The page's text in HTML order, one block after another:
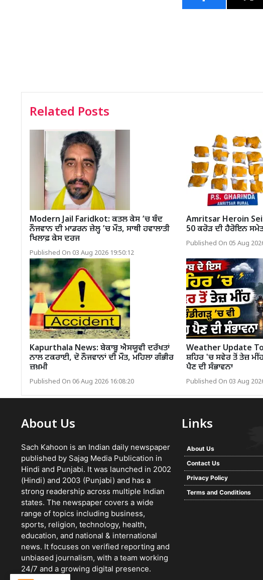
Related Posts
Modern Jail Faridkot: ਕਤਲ ਕੇਸ ’ਚ ਬੰਦ
ਨੌਜਵਾਨ ਦੀ ਮਾਡਰਨ ਜ਼ੇਲ੍ਹ ’ਚ ਮੌਤ, ਸਾਥੀ ਹਵਾਲਾਤੀ
ਖਿਲਾਫ਼ ਕੇਸ ਦਰਜ
Published On 03 Aug 2026 19:50:12
Amritsar Heroin
50 ਕਰੋੜ ਦੀ ਹੈਰੋਇਨ ਸਮੇਤ
Published On 05 Aug
Kapurthala News: ਬੇਕਾਬੂ ਐਸਯੂਵੀ ਦਰੱਖਤਾਂ
ਨਾਲ ਟਕਰਾਈ, ਦੋ ਨੌਜਵਾਨਾਂ ਦੀ ਮੌਤ, ਮਹਿਲਾ ਗੰਭੀਰ
ਜ਼ਖ਼ਮੀ
Published On 06 Aug 2026 16:08:20
Weather Update
ਸ਼ਹਿਰ 'ਚ ਸਵੇਰ ਤੋਂ ਤੇਜ਼
ਪੈਣ ਦੀ ਸੰਭਾਵਨਾ
Published On 03 Aug
About Us
Sach Kahoon is an Indian daily newspaper
published by Sajag Media Publication in
Hindi and Punjabi. It was launched in 2002
(Hindi) and 2003 (Punjabi) and has a
strong readership across multiple Indian
states. The newspaper covers a wide
range of topics including business,
sports, religion, technology, health,
education, and national & international
news. It focuses on verified reporting and
unbiased journalism, with a team working
24/7 and a growing digital presence.
Links
About Us
Contact Us
Privacy Policy
Terms and Conditions